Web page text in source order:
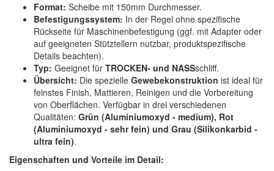
(4)
Troton
(2)
Wibeco
(1)
ZVG
Format: Scheibe mit 150mm Durchmesser.
Befestigungssystem: In der Regel ohne spezifische
Rückseite für Maschinenbefestigung (ggf. mit Adapter oder
auf geeigneten Stütztellern nutzbar, produktspezifische
Details beachten).
Typ: Geeignet für TROCKEN- und NASSschliff.
Übersicht: Die spezielle Gewebekonstruktion ist ideal für
feinstes Finish, Mattieren, Reinigen und die Vorbereitung
von Oberflächen. Verfügbar in drei verschiedenen
Qualitäten: Grün (Aluminiumoxyd - medium), Rot
(Aluminiumoxyd - sehr fein) und Grau (Silikonkarbid -
ultra fein).
Eigenschaften und Vorteile im Detail: